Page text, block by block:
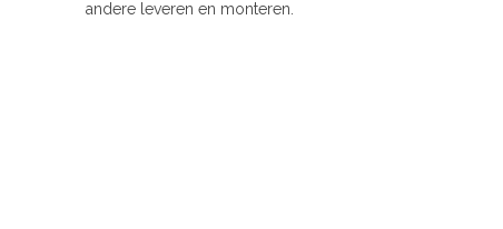
andere leveren en monteren.